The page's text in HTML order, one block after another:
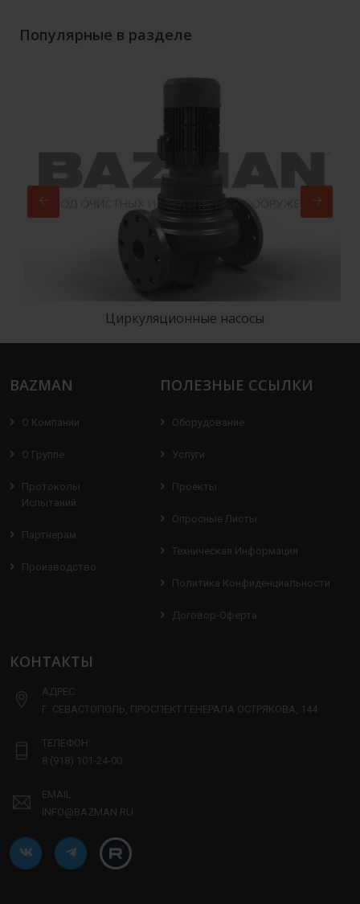
Популярные в разделе
Циркуляционные насосы
BAZMAN
О Компании
О Группе
Протоколы
Испытаний
Партнерам
Производство
ПОЛЕЗНЫЕ ССЫЛКИ
Оборудование
Услуги
Проекты
Опросные Листы
Техническая Информация
Политика Конфиденциальности
Договор-Оферта
КОНТАКТЫ
АДРЕС:
Г. СЕВАСТОПОЛЬ, ПРОСПЕКТ ГЕНЕРАЛА ОСТРЯКОВА, 144
ТЕЛЕФОН:
8 (918) 101-24-00
EMAIL:
INFO@BAZMAN.RU